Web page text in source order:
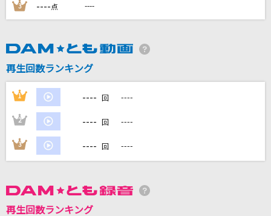
Zero-G
OxT
カラオケ最新情報をチェック！
3 ----点 ----
再生回数ランキング
1 ---- 回 ----
2 ---- 回 ----
3 ---- 回 ----
再生回数ランキング